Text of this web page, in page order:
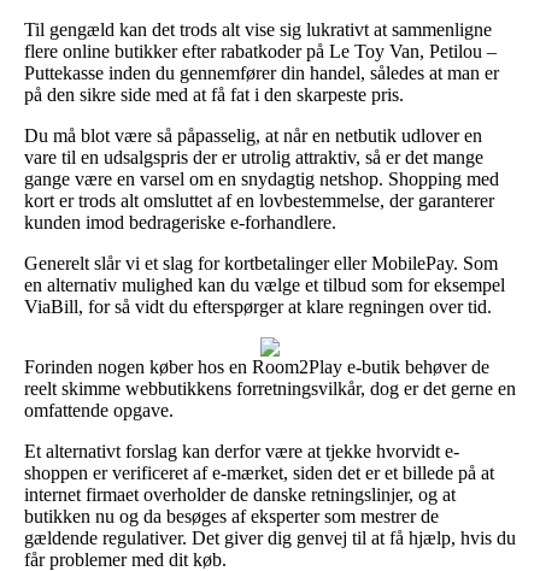
Til gengæld kan det trods alt vise sig lukrativt at sammenligne
flere online butikker efter rabatkoder på Le Toy Van, Petilou –
Puttekasse inden du gennemfører din handel, således at man er
på den sikre side med at få fat i den skarpeste pris.
Du må blot være så påpasselig, at når en netbutik udlover en
vare til en udsalgspris der er utrolig attraktiv, så er det mange
gange være en varsel om en snydagtig netshop. Shopping med
kort er trods alt omsluttet af en lovbestemmelse, der garanterer
kunden imod bedrageriske e-forhandlere.
Generelt slår vi et slag for kortbetalinger eller MobilePay. Som
en alternativ mulighed kan du vælge et tilbud som for eksempel
ViaBill, for så vidt du efterspørger at klare regningen over tid.
Forinden nogen køber hos en Room2Play e-butik behøver de
reelt skimme webbutikkens forretningsvilkår, dog er det gerne en
omfattende opgave.
Et alternativt forslag kan derfor være at tjekke hvorvidt e-
shoppen er verificeret af e-mærket, siden det er et billede på at
internet firmaet overholder de danske retningslinjer, og at
butikken nu og da besøges af eksperter som mestrer de
gældende regulativer. Det giver dig genvej til at få hjælp, hvis du
får problemer med dit køb.